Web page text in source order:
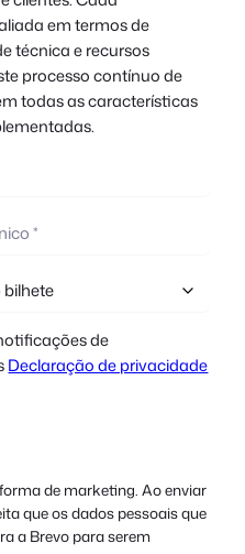
em termos de
técnica e recursos
processo contínuo de
todas as características
de
Declaração de privacidade
de marketing. Ao enviar
que os dados pessoais que
a Brevo para serem